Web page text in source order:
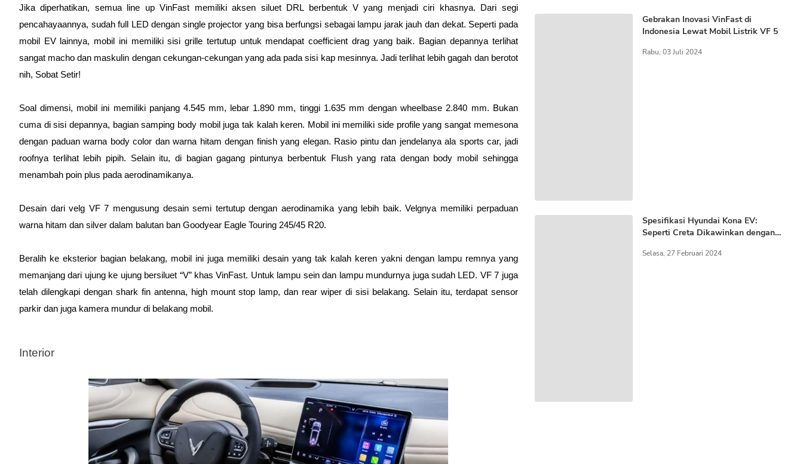
Jika diperhatikan, semua line up VinFast memiliki aksen siluet DRL berbentuk V yang menjadi ciri khasnya. Dari segi
pencahayaannya, sudah full LED dengan single projector yang bisa berfungsi sebagai lampu jarak jauh dan dekat. Seperti pada
mobil EV lainnya, mobil ini memiliki sisi grille tertutup untuk mendapat coefficient drag yang baik. Bagian depannya terlihat
sangat macho dan maskulin dengan cekungan-cekungan yang ada pada sisi kap mesinnya. Jadi terlihat lebih gagah dan berotot
nih, Sobat Setir!
Soal dimensi, mobil ini memiliki panjang 4.545 mm, lebar 1.890 mm, tinggi 1.635 mm dengan wheelbase 2.840 mm. Bukan
cuma di sisi depannya, bagian samping body mobil juga tak kalah keren. Mobil ini memiliki side profile yang sangat memesona
dengan paduan warna body color dan warna hitam dengan finish yang elegan. Rasio pintu dan jendelanya ala sports car, jadi
roofnya terlihat lebih pipih. Selain itu, di bagian gagang pintunya berbentuk Flush yang rata dengan body mobil sehingga
menambah poin plus pada aerodinamikanya.
Desain dari velg VF 7 mengusung desain semi tertutup dengan aerodinamika yang lebih baik. Velgnya memiliki perpaduan
warna hitam dan silver dalam balutan ban Goodyear Eagle Touring 245/45 R20.
Beralih ke eksterior bagian belakang, mobil ini juga memiliki desain yang tak kalah keren yakni dengan lampu remnya yang
memanjang dari ujung ke ujung bersiluet “V” khas VinFast. Untuk lampu sein dan lampu mundurnya juga sudah LED. VF 7 juga
telah dilengkapi dengan shark fin antenna, high mount stop lamp, dan rear wiper di sisi belakang. Selain itu, terdapat sensor
parkir dan juga kamera mundur di belakang mobil.
Interior
Gebrakan Inovasi VinFast di
Indonesia Lewat Mobil Listrik VF 5
Rabu, 03 Juli 2024
Spesifikasi Hyundai Kona EV:
Seperti Creta Dikawinkan dengan
Selasa, 27 Februari 2024